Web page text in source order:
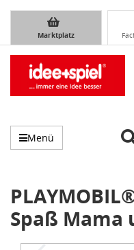
Marktplatz
Menü
Spaß Mama